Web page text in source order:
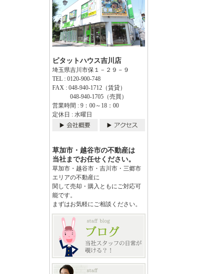
ピタットハウス吉川店
埼玉県吉川市保１－２９－９
TEL : 0120-900-748
FAX : 048-940-1712（賃貸）
048-940-1705（売買）
営業時間 : 9：00～18：00
定休日 : 水曜日
草加市・越谷市の不動産は
当社までお任せください。
草加市・越谷市・吉川市・三郷市
エリアの不動産に
関して売却・購入ともにご対応可
能です。
まずはお気軽にご相談ください。